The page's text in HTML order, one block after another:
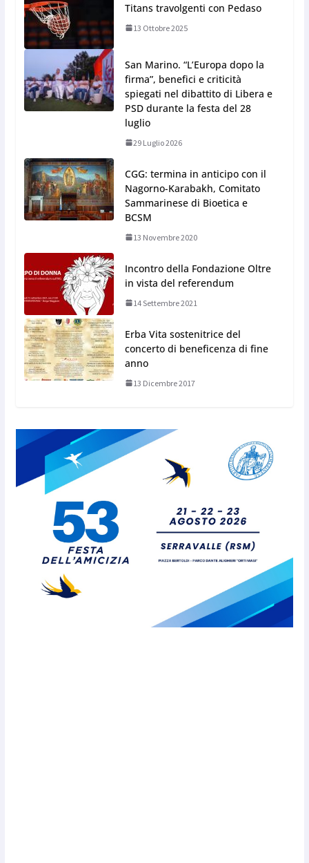
Titans travolgenti con Pedaso
13 Ottobre 2025
San Marino. “L’Europa dopo la
firma”, benefici e criticità
spiegati nel dibattito di Libera e
PSD durante la festa del 28
luglio
29 Luglio 2026
CGG: termina in anticipo con il
Nagorno-Karabakh, Comitato
Sammarinese di Bioetica e
BCSM
13 Novembre 2020
Incontro della Fondazione Oltre
in vista del referendum
14 Settembre 2021
Erba Vita sostenitrice del
concerto di beneficenza di fine
anno
13 Dicembre 2017